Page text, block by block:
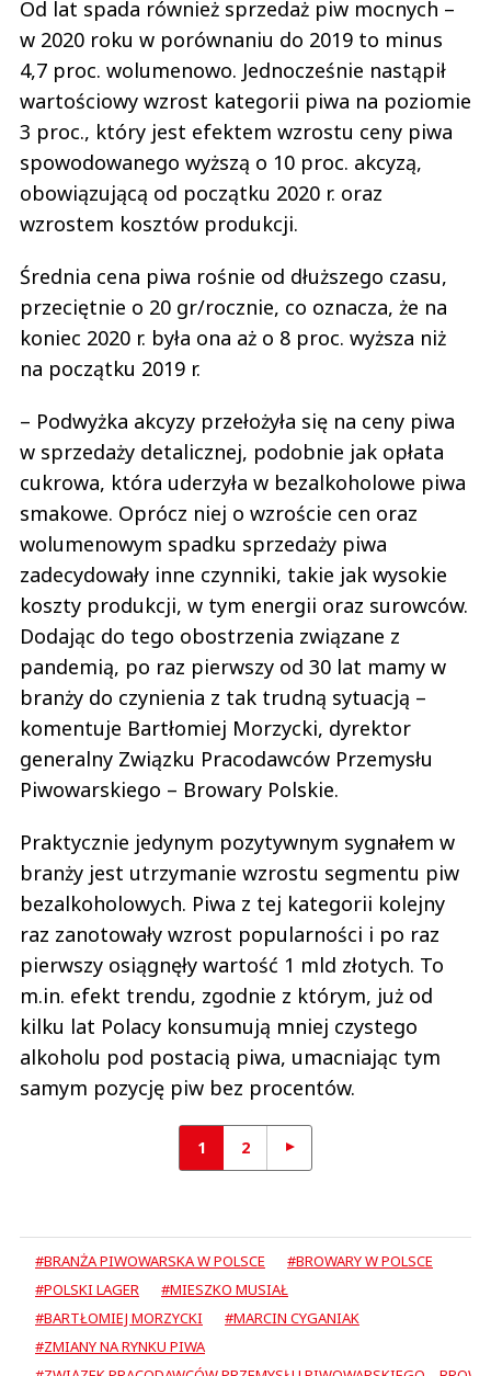
Od lat spada również sprzedaż piw mocnych –
w 2020 roku w porównaniu do 2019 to minus
4,7 proc. wolumenowo. Jednocześnie nastąpił
wartościowy wzrost kategorii piwa na poziomie
3 proc., który jest efektem wzrostu ceny piwa
spowodowanego wyższą o 10 proc. akcyzą,
obowiązującą od początku 2020 r. oraz
wzrostem kosztów produkcji.
Średnia cena piwa rośnie od dłuższego czasu,
przeciętnie o 20 gr/rocznie, co oznacza, że na
koniec 2020 r. była ona aż o 8 proc. wyższa niż
na początku 2019 r.
– Podwyżka akcyzy przełożyła się na ceny piwa
w sprzedaży detalicznej, podobnie jak opłata
cukrowa, która uderzyła w bezalkoholowe piwa
smakowe. Oprócz niej o wzroście cen oraz
wolumenowym spadku sprzedaży piwa
zadecydowały inne czynniki, takie jak wysokie
koszty produkcji, w tym energii oraz surowców.
Dodając do tego obostrzenia związane z
pandemią, po raz pierwszy od 30 lat mamy w
branży do czynienia z tak trudną sytuacją –
komentuje Bartłomiej Morzycki, dyrektor
generalny Związku Pracodawców Przemysłu
Piwowarskiego – Browary Polskie.
Praktycznie jedynym pozytywnym sygnałem w
branży jest utrzymanie wzrostu segmentu piw
bezalkoholowych. Piwa z tej kategorii kolejny
raz zanotowały wzrost popularności i po raz
pierwszy osiągnęły wartość 1 mld złotych. To
m.in. efekt trendu, zgodnie z którym, już od
kilku lat Polacy konsumują mniej czystego
alkoholu pod postacią piwa, umacniając tym
samym pozycję piw bez procentów.
1 2
#BRANŻA PIWOWARSKA W POLSCE
#BROWARY W POLSCE
#POLSKI LAGER
#MIESZKO MUSIAŁ
#BARTŁOMIEJ MORZYCKI
#MARCIN CYGANIAK
#ZMIANY NA RYNKU PIWA